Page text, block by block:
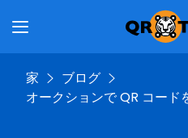
家
ブログ
オークションで QR コー